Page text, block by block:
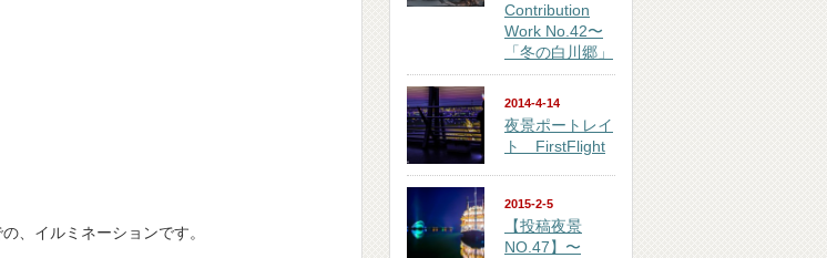
、イルミネーションです。
Contribution
Work No.42〜
「冬の白川郷」
2014-4-14
夜景ポートレイ
ト FirstFlight
2015-2-5
【投稿夜景
NO.47】〜